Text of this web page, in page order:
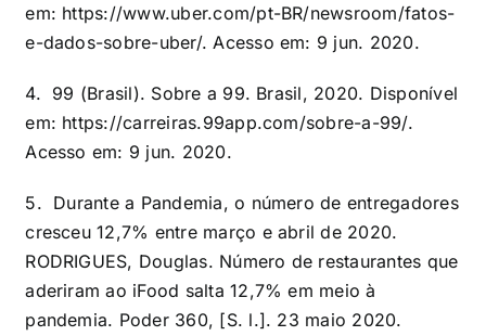
em: https://www.uber.com/pt-BR/newsroom/fatos-
e-dados-sobre-uber/. Acesso em: 9 jun. 2020.
4. 99 (Brasil). Sobre a 99. Brasil, 2020. Disponível
em: https://carreiras.99app.com/sobre-a-99/.
Acesso em: 9 jun. 2020.
5. Durante a Pandemia, o número de entregadores
cresceu 12,7% entre março e abril de 2020.
RODRIGUES, Douglas. Número de restaurantes que
aderiram ao iFood salta 12,7% em meio à
pandemia. Poder 360, [S. l.]. 23 maio 2020.